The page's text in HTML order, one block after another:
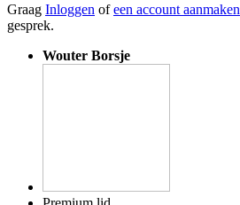
Graag Inloggen ofeen account aanmaken
gesprek.
Wouter Borsje